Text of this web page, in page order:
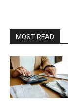
MOST READ